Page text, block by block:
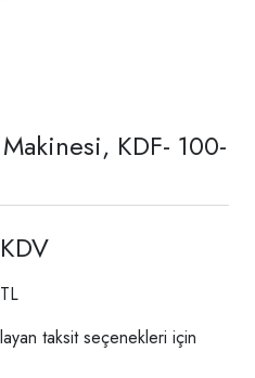
KDF- 100-
taksit seçenekleri için